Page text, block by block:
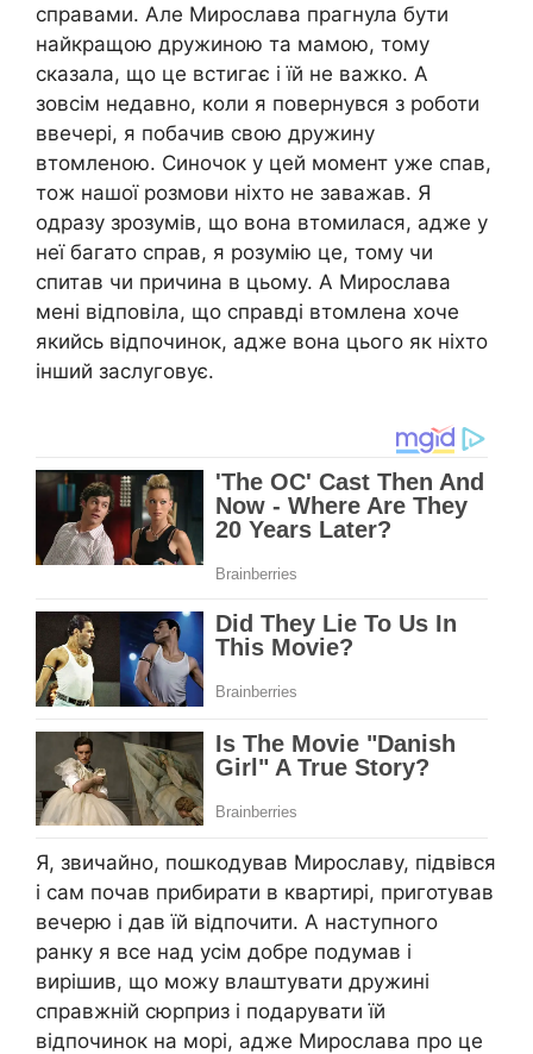
справами. Але Мирослава прагнула бути
найкращою дружиною та мамою, тому
сказала, що це встигає і їй не важко. А
зовсім недавно, коли я повернувся з роботи
ввечері, я побачив свою дружину
втомленою. Синочок у цей момент уже спав,
тож нашої розмови ніхто не заважав. Я
одразу зрозумів, що вона втомилася, адже у
неї багато справ, я розумію це, тому чи
спитав чи причина в цьому. А Мирослава
мені відповіла, що справді втомлена хоче
якийсь відпочинок, адже вона цього як ніхто
інший заслуговує.
Я, звичайно, пошкодував Мирославу, підвівся
і сам почав прибирати в квартирі, приготував
вечерю і дав їй відпочити. А наступного
ранку я все над усім добре подумав і
вирішив, що можу влаштувати дружині
справжній сюрприз і подарувати їй
відпочинок на морі, адже Мирослава про це